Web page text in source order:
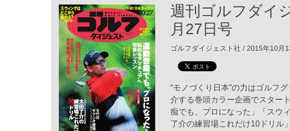
週刊ゴルフダイ
月27日号
ゴルフダイジェスト社 / 2015年10月
“モノづくり日本”の力はゴルフ
介する巻頭カラー企画でスター
痴でも、プロになった」「スウ
了介の練習場これだけ10ドリル